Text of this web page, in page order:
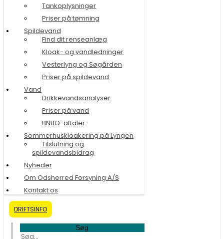
Tankoplysninger
Priser på tømning
Spildevand
Find dit renseanlæg
Kloak- og vandledninger
Vesterlyng og Søgården
Priser på spildevand
Vand
Drikkevandsanalyser
Priser på vand
BNBO-aftaler
Sommerhuskloakering på Lyngen
Tilslutning og
spildevandsbidrag
Nyheder
Om Odsherred Forsyning A/S
Kontakt os
DRIFTSINFO
Søg